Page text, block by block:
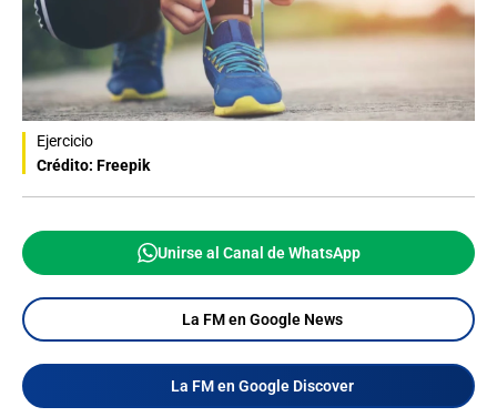
Ejercicio
Crédito: Freepik
Unirse al Canal de WhatsApp
La FM en Google News
La FM en Google Discover